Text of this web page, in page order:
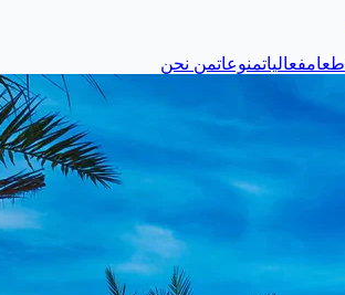
طعامفعالياتمنوعاتمن نحن